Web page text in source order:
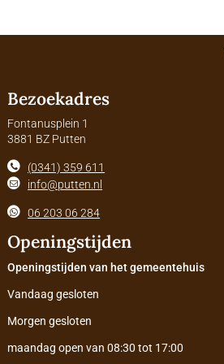
Bezoekadres
Fontanusplein 1
3881 BZ Putten
(0341) 359 611
info@putten.nl
06 203 06 284
Openingstijden
Openingstijden van het gemeentehuis
Vandaag gesloten
Morgen gesloten
maandag open van 08:30 tot 17:00